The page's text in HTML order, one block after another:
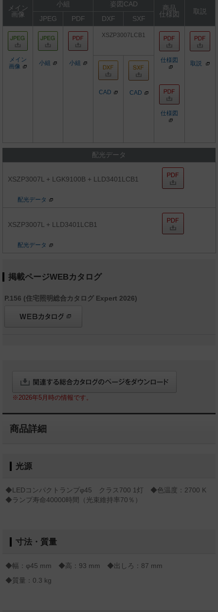
メイン
画像
小組 姿図CAD
商品
仕様図
取説
JPEG
PDF DXF SXF
メイン
画像
小組 小組
XSZP3007LCB1
仕様図
仕様図
取説
CAD CAD
配光データ
XSZP3007L + LGK9100B + LLD3401LCB1
配光データ
XSZP3007L + LLD3401LCB1
配光データ
掲載ページWEBカタログ
P.156 (住宅照明総合カタログ Expert 2026)
※2026年5月時の情報です。
商品詳細
光源
◆LEDコンパクトランプφ45 クラス700 1灯 ◆色温度：2700 K
◆ランプ寿命40000時間（光束維持率70％）
寸法・質量
◆幅：φ45 mm ◆高：93 mm ◆出しろ：87 mm
◆質量：0.3 kg